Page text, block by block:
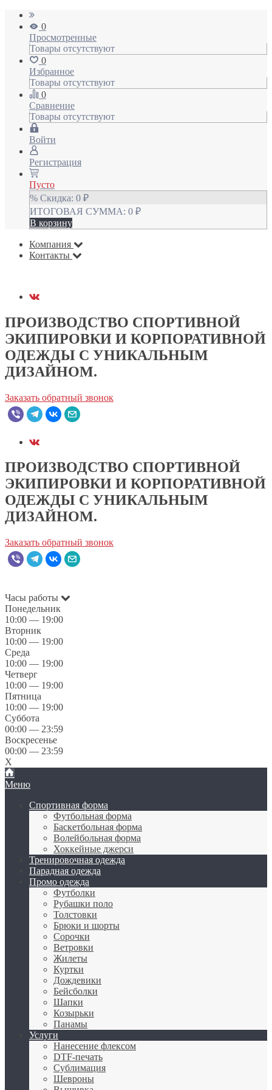
0
Просмотренные
Товары отсутствуют
0
Избранное
Товары отсутствуют
0
Сравнение
Товары отсутствуют
Войти
Регистрация
Пусто
% Скидка: 0 ₽
ИТОГОВАЯ СУММА: 0 ₽
В корзину
Компания
Контакты
ПРОИЗВОДСТВО СПОРТИВНОЙ
ЭКИПИРОВКИ И КОРПОРАТИВНОЙ
ОДЕЖДЫ С УНИКАЛЬНЫМ
ДИЗАЙНОМ.
Заказать обратный звонок
ПРОИЗВОДСТВО СПОРТИВНОЙ
ЭКИПИРОВКИ И КОРПОРАТИВНОЙ
ОДЕЖДЫ С УНИКАЛЬНЫМ
ДИЗАЙНОМ.
Заказать обратный звонок
Часы работы
Понедельник
10:00 — 19:00
Вторник
10:00 — 19:00
Среда
10:00 — 19:00
Четверг
10:00 — 19:00
Пятница
10:00 — 19:00
Суббота
00:00 — 23:59
Воскресенье
00:00 — 23:59
X
Меню
Спортивная форма
Футбольная форма
Баскетбольная форма
Волейбольная форма
Хоккейные джерси
Тренировочная одежда
Парадная одежда
Промо одежда
Футболки
Рубашки поло
Толстовки
Брюки и шорты
Сорочки
Ветровки
Жилеты
Куртки
Дождевики
Бейсболки
Шапки
Козырьки
Панамы
Услуги
Нанесение флексом
DTF-печать
Сублимация
Шевроны